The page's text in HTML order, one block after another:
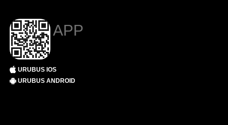
APP
URUBUS IOS
URUBUS ANDROID